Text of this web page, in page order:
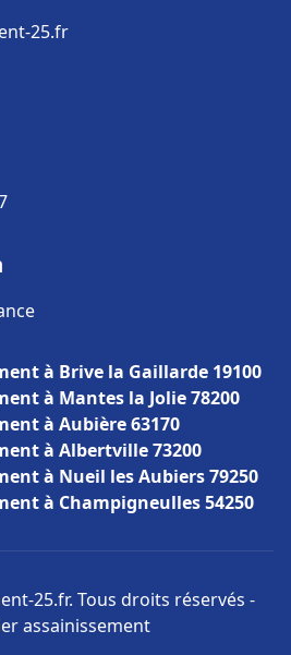
25.fr
à Brive la Gaillarde 19100
à Mantes la Jolie 78200
à Aubière 63170
à Albertville 73200
à Nueil les Aubiers 79250
à Champigneulles 54250
25.fr. Tous droits réservés -
assainissement